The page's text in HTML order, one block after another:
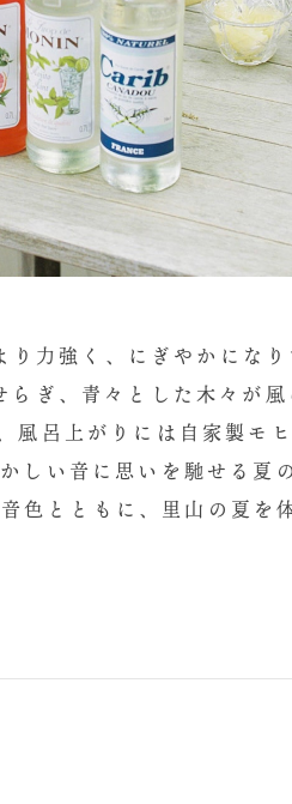
力強く、にぎやかにな
ぎ、青々とした木々が
呂上がりには自家製モ
しい音に思いを馳せる夏
色とともに、里山の夏を